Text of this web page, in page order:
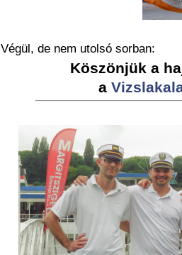
Végül, de nem utolsó sorban:
Köszönjük a
a